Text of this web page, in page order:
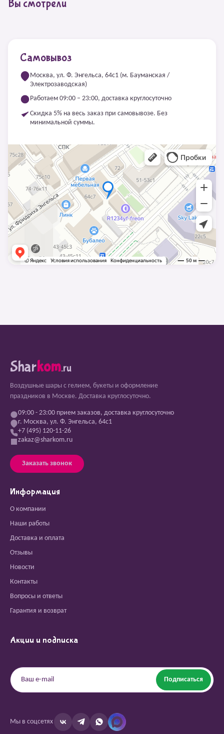
Вы смотрели
Самовывоз
Москва, ул. Ф. Энгельса, 64с1 (м. Бауманская /
Электрозаводская)
Работаем 09:00 – 23:00, доставка круглосуточно
Скидка 5% на весь заказ при самовывозе. Без
минимальной суммы.
Sharkom.ru
Воздушные шары с гелием, букеты и оформление
праздников в Москве. Доставка круглосуточно.
09:00 - 23:00 прием заказов, доставка круглосуточно
г. Москва, ул. Ф. Энгельса, 64с1
+7 (495) 120-11-26
zakaz@sharkom.ru
Заказать звонок
Информация
О компании
Наши работы
Доставка и оплата
Отзывы
Новости
Контакты
Вопросы и ответы
Гарантия и возврат
Акции и подписка
Подписаться
Мы в соцсетях